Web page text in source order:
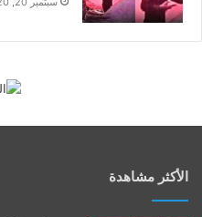
الأكثر مشاهدة